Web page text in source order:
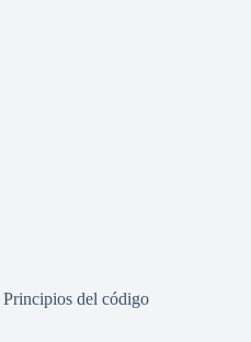
Principios del código